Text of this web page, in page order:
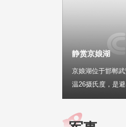
静赏京娘湖
京娘湖位于邯郸
温26摄氏度，是避